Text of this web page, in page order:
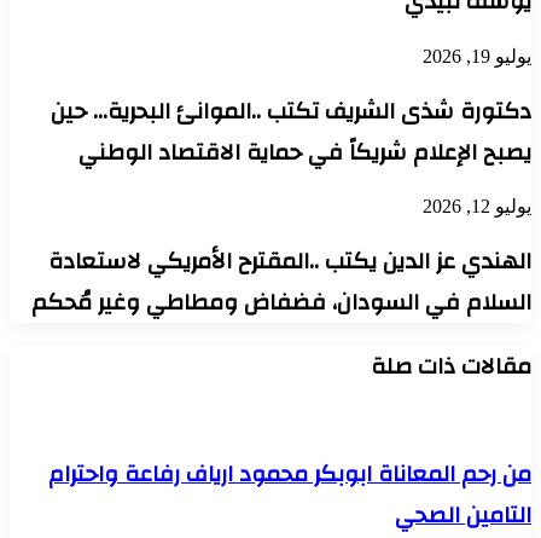
يوليو 19, 2026
دكتورة شذى الشريف تكتب ..الموانئ البحرية… حين
يصبح الإعلام شريكاً في حماية الاقتصاد الوطني
يوليو 12, 2026
الهندي عز الدين يكتب ..المقترح الأمريكي لاستعادة
السلام في السودان، فضفاض ومطاطي وغير مُحكم
مقالات ذات صلة
من رحم المعاناة ابوبكر محمود ارياف رفاعة واحترام
التامين الصحي